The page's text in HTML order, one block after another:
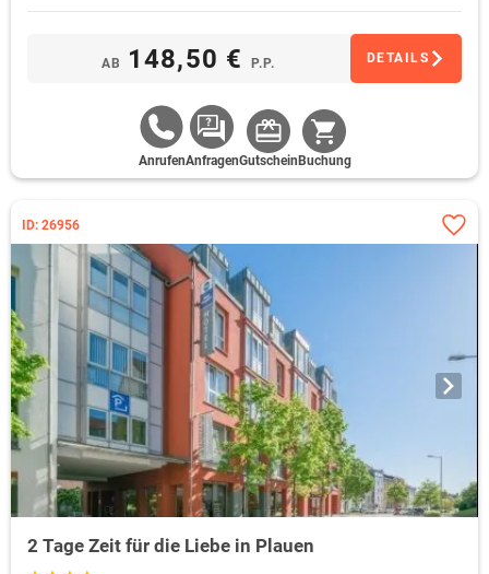
AB 148,50 € P.P. DETAILS
AnrufenAnfragenGutschein Buchung
ID: 26956
2 Tage Zeit für die Liebe in Plauen